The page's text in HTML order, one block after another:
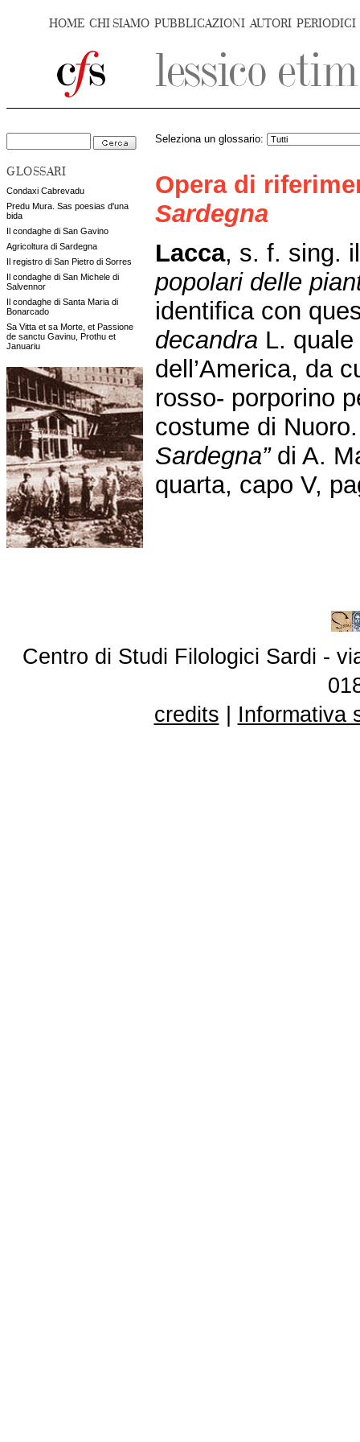
HOME CHI SIAMO PUBBLICAZIONI AUTORI PERIODICI
GLOSSARI
Condaxi Cabrevadu
Predu Mura. Sas poesias d'una
bida
Il condaghe di San Gavino
Agricoltura di Sardegna
Il registro di San Pietro di Sorres
Il condaghe di San Michele di
Salvennor
Il condaghe di Santa Maria di
Bonarcado
Sa Vitta et sa Morte, et Passione
de sanctu Gavinu, Prothu et
Januariu
Seleziona un glossario:
Opera di
Sardegna
Lacca, s. f. sing.
popolari delle
identifica con
decandra L.
dell’America, da
rosso- porporino
costume di
Sardegna”di A.
quarta, capo V,
Centro di Studi Filologici Sardi -
credits
Informativa